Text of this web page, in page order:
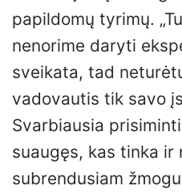
papildomų tyrimų.
nenorime daryti
sveikata, tad
vadovautis tik savo
Svarbiausia
suaugęs, kas tinka ir
subrendusiam